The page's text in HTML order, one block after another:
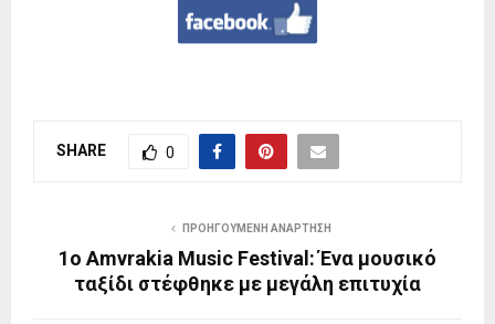
SHARE 0
ΠΡΟΗΓΟΎΜΕΝΗ ΑΝΆΡΤΗΣΗ
1ο Amvrakia Music Festival: Ένα μουσικό
ταξίδι στέφθηκε με μεγάλη επιτυχία